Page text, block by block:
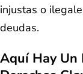
injustas o
deudas.
Aquí Hay Un